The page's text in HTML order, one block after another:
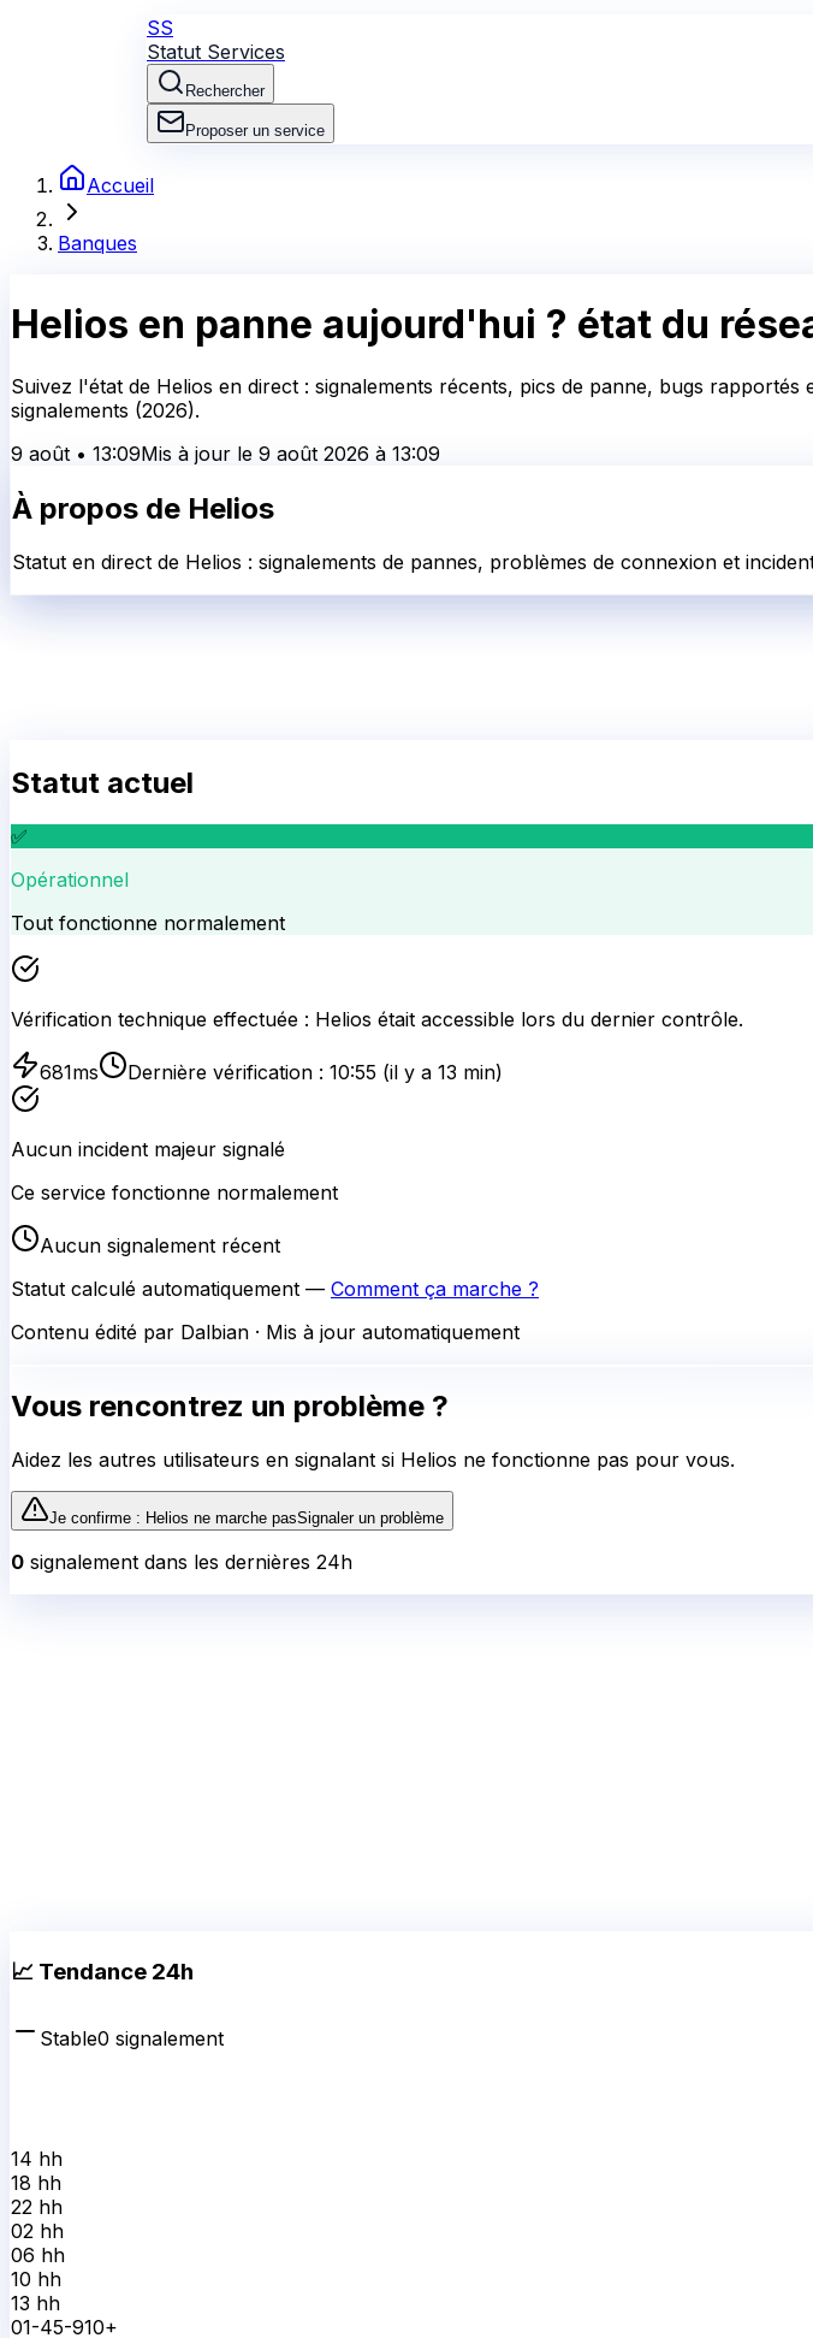
SS
Statut Services
Rechercher
Proposer un service
Accueil
Banques
Helios en panne aujourd'hui ? état du
Suivez l'état de Helios en direct : signalements récents, pics de panne, bugs
signalements (2026).
9 août • 13:09Mis à jour le 9 août 2026 à 13:09
À propos de Helios
Statut en direct de Helios : signalements de pannes, problèmes de connexion et
Statut actuel
✅
Opérationnel
Tout fonctionne normalement
Vérification technique effectuée : Helios était accessible lors du dernier contrôle.
681ms Dernière vérification : 10:55 (il y a 13 min)
Aucun incident majeur signalé
Ce service fonctionne normalement
Aucun signalement récent
Statut calculé automatiquement — Comment ça marche ?
Contenu édité par Dalbian · Mis à jour automatiquement
Vous rencontrez un problème ?
Aidez les autres utilisateurs en signalant si Helios ne fonctionne pas pour vous.
Je confirme : Helios ne marche pasSignaler un problème
0 signalement dans les dernières 24h
📈 Tendance 24h
Stable0 signalement
14 hh
18 hh
22 hh
02 hh
06 hh
10 hh
13 hh
01-45-910+